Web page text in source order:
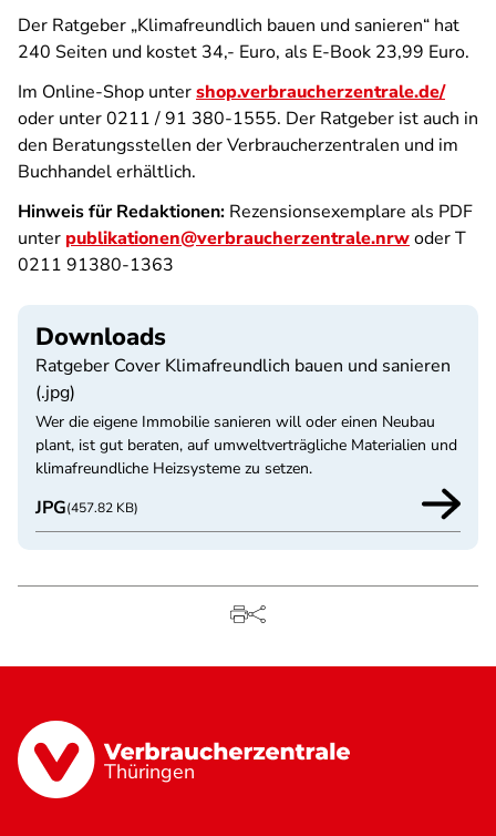
Der Ratgeber „Klimafreundlich bauen und sanieren“ hat
240 Seiten und kostet 34,- Euro, als E-Book 23,99 Euro.
Im Online-Shop untershop.verbraucherzentrale.de/
oder unter 0211 / 91 380-1555. Der Ratgeber ist auch in
den Beratungsstellen der Verbraucherzentralen und im
Buchhandel erhältlich.
Hinweis für Redaktionen: Rezensionsexemplare als PDF
unter publikationen@verbraucherzentrale.nrwoder T
0211 91380-1363
Downloads
Ratgeber Cover Klimafreundlich bauen und sanieren
(.jpg)
Wer die eigene Immobilie sanieren will oder einen Neubau
plant, ist gut beraten, auf umweltverträgliche Materialien und
klimafreundliche Heizsysteme zu setzen.
JPG(457.82 KB)
Thüringen